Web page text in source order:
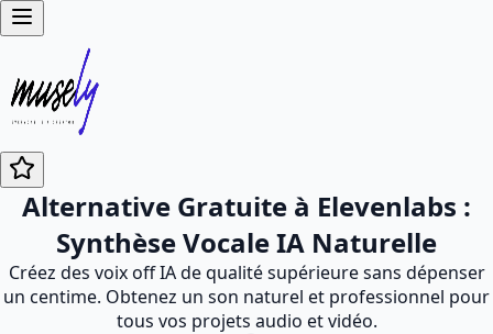
Alternative Gratuite à Elevenlabs :
Synthèse Vocale IA Naturelle
Créez des voix off IA de qualité supérieure sans dépenser
un centime. Obtenez un son naturel et professionnel pour
tous vos projets audio et vidéo.